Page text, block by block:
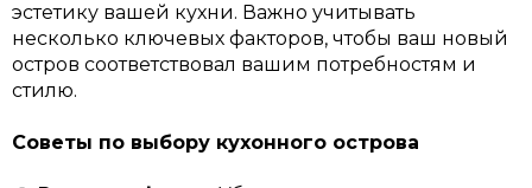
эстетику вашей кухни. Важно учитывать
несколько ключевых факторов, чтобы ваш новый
остров соответствовал вашим потребностям и
стилю.
Советы по выбору кухонного острова